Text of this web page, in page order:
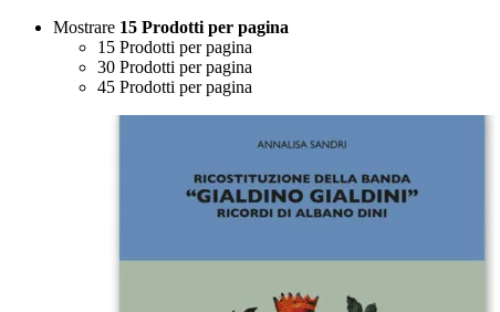
Mostrare 15 Prodotti per pagina
15 Prodotti per pagina
30 Prodotti per pagina
45 Prodotti per pagina